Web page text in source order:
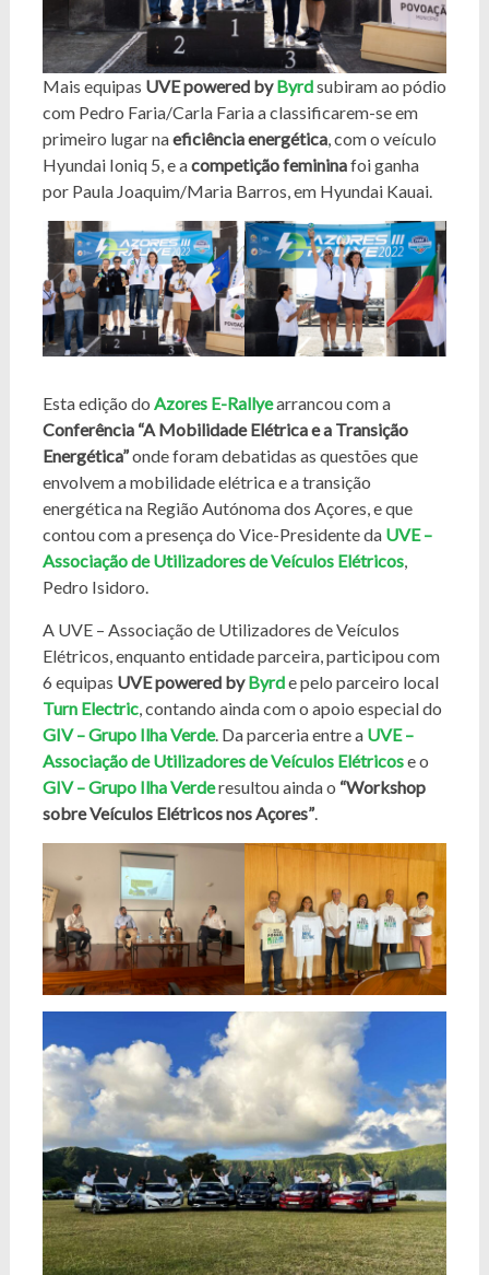
Mais equipas UVE powered byByrdsubiram ao pódio
com Pedro Faria/Carla Faria a classificarem-se em
primeiro lugar naeficiência energética, com o veículo
Hyundai Ioniq 5, e acompetição femininafoi ganha
por Paula Joaquim/Maria Barros, em Hyundai Kauai.
Esta edição do Azores E-Rallyearrancou com a
Conferência “A Mobilidade Elétrica e a Transição
Energética”onde foram debatidas as questões que
envolvem a mobilidade elétrica e a transição
energética na Região Autónoma dos Açores, e que
contou com a presença do Vice-Presidente da UVE –
Associação de Utilizadores de Veículos Elétricos,
Pedro Isidoro.
A UVE – Associação de Utilizadores de Veículos
Elétricos, enquanto entidade parceira, participou com
6 equipas UVE powered byByrde pelo parceiro local
Turn Electric, contando ainda com o apoio especial do
GIV – Grupo Ilha Verde. Da parceria entre a UVE –
Associação de Utilizadores de Veículos Elétricose o
GIV – Grupo Ilha Verderesultou ainda o “Workshop
sobre Veículos Elétricos nos Açores”.